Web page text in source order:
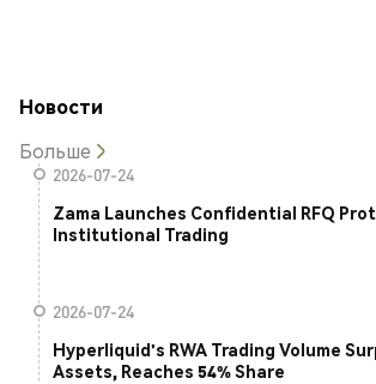
Новости
Больше
2026-07-24
Zama Launches Confidential RFQ
Institutional Trading
2026-07-24
Hyperliquid's RWA Trading Volume
Assets, Reaches 54% Share